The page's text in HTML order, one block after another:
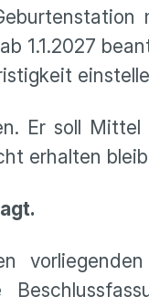
1.1.2027
Er soll
erhalten